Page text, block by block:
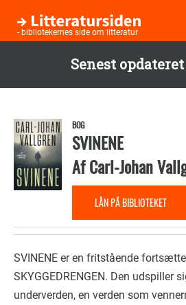
Senest
hovedindhold
- bibliotekernes side om litteratur
BOG
SVINENE
AfCarl-Johan
LÅN PÅ BIBLIOTEKET
SVINENE er en fritstående
SKYGGEDRENGEN. Den udspiller
underverden, en verden som